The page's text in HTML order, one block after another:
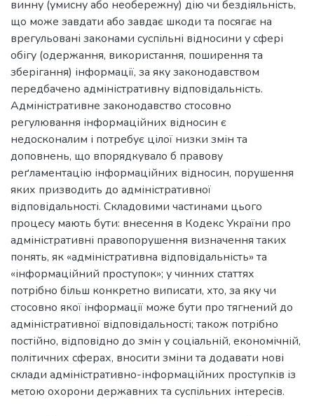
винну (умисну або необережну) дію чи бездіяльність,
що може завдати або завдає шкоди та посягає на
врегульовані законами суспільні відносини у сфері
обігу (одержання, використання, поширення та
зберігання) інформації, за яку законодавством
передбачено адміністративну відповідальність.
Адміністративне законодавство стосовно
регулювання інформаційних відносин є
недосконалим і потребує цілої низки змін та
доповнень, що впорядкувало б правову
реґламентацію інформаційних відносин, порушення
яких призводить до адміністративної
відповідальності. Складовими частинами цього
процесу мають бути: внесення в Кодекс України про
адміністративні правопорушення визначення таких
понять, як «адміністративна відповідальність» та
«інформаційний проступок»; у чинних статтях
потрібно більш конкретно виписати, хто, за яку чи
стосовно якої інформації може бути про тягнений до
адміністративної відповідальності; також потрібно
постійно, відповідно до змін у соціальній, економічній,
політичних сферах, вносити зміни та додавати нові
склади адміністративно-інформаційних проступків із
метою охорони державних та суспільних інтересів.